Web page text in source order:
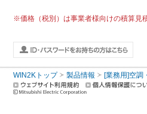
※価格（税別）は事業者様向けの積算見
WIN2Kトップ 製品情報 [業務用]空調